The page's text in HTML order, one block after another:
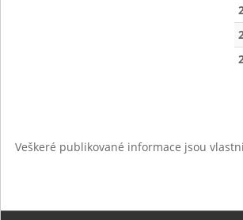
Veškeré publikované informace jsou